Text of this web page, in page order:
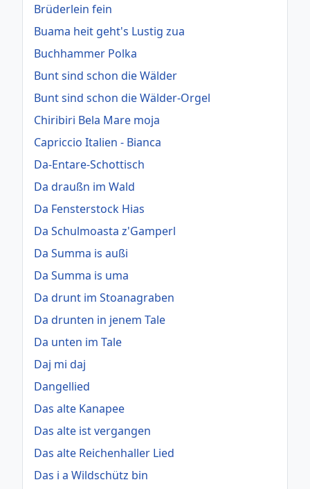
Brüderlein fein
Buama heit geht's Lustig zua
Buchhammer Polka
Bunt sind schon die Wälder
Bunt sind schon die Wälder-Orgel
Chiribiri Bela Mare moja
Capriccio Italien - Bianca
Da-Entare-Schottisch
Da draußn im Wald
Da Fensterstock Hias
Da Schulmoasta z'Gamperl
Da Summa is außi
Da Summa is uma
Da drunt im Stoanagraben
Da drunten in jenem Tale
Da unten im Tale
Daj mi daj
Dangellied
Das alte Kanapee
Das alte ist vergangen
Das alte Reichenhaller Lied
Das i a Wildschütz bin